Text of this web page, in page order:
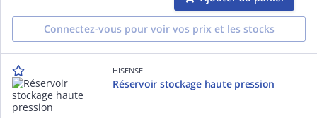
Connectez-vous pour voir vos prix et les stocks
HISENSE
Réservoir stockage haute pression